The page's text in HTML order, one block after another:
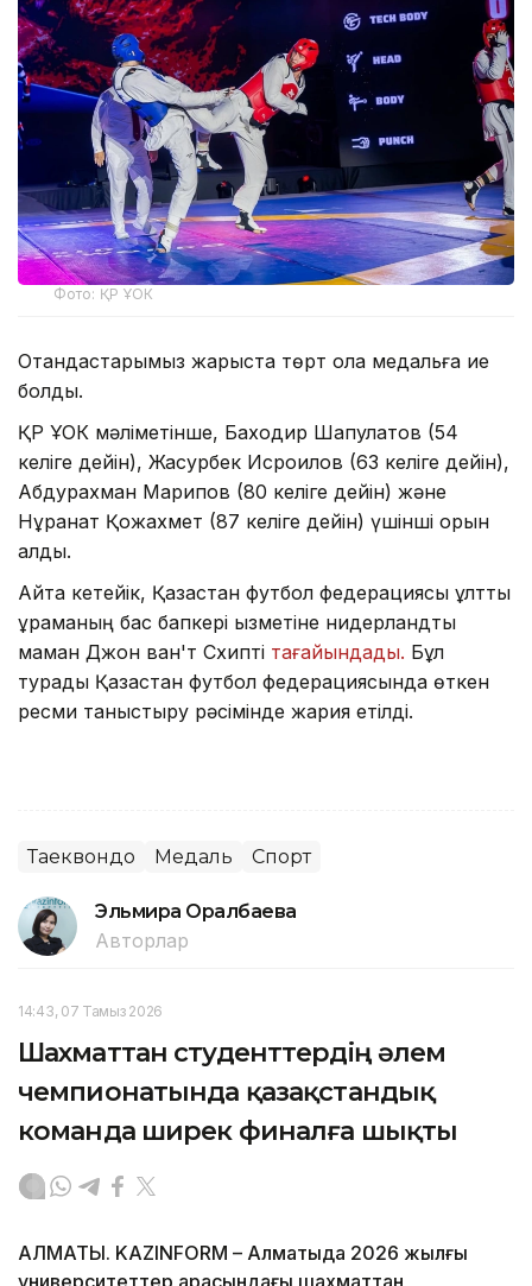
Фото: ҚР ҰОК
Отандастарымыз жарыста төрт қола медальға ие
болды.
ҚР ҰОК мәліметінше, Баходир Шапулатов (54
келіге дейін), Жасурбек Исроилов (63 келіге дейін),
Абдурахман Марипов (80 келіге дейін) және
Нұрқанат Қожахмет (87 келіге дейін) үшінші орын
алды.
Айта кетейік, Қазақстан футбол федерациясы ұлттық
құраманың бас бапкері қызметіне нидерландтық
маман Джон ван'т Схипті тағайындады. Бұл
турады Қазақстан футбол федерациясында өткен
ресми таныстыру рәсімінде жария етілді.
Таеквондо Медаль Спорт
Эльмира Оралбаева
Авторлар
14:43, 07 Тамыз 2026
Шахматтан студенттердің әлем
чемпионатында қазақстандық
команда ширек финалға шықты
АЛМАТЫ. KAZINFORM – Алматыда 2026 жылғы
университеттер арасындағы шахматтан